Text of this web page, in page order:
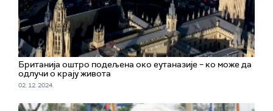
Британија оштро подељена око еутаназије – ко може да
одлучи о крају живота
02. 12. 2024.